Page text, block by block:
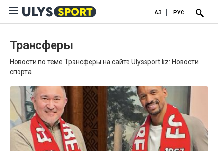
ҚАЗ РУС
Трансферы
Новости по теме Трансферы на сайте Ulyssport.kz: Новости
спорта